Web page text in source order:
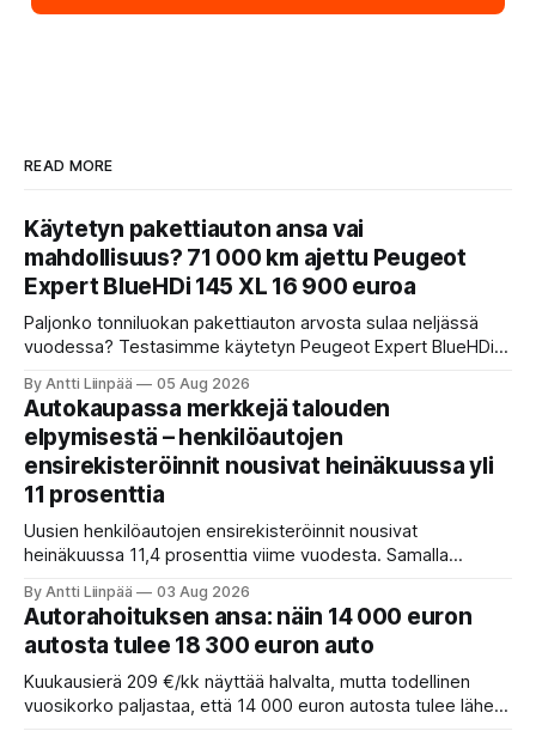
READ MORE
Käytetyn pakettiauton ansa vai
mahdollisuus? 71 000 km ajettu Peugeot
Expert BlueHDi 145 XL 16 900 euroa
Paljonko tonniluokan pakettiauton arvosta sulaa neljässä
vuodessa? Testasimme käytetyn Peugeot Expert BlueHDi
16 900 €. Perkaamme auton taustat, varusteet, ajo-
ominaisuudet sekä tyypilliset sudenkuopat hyötyajoneuvoa
etsivälle.
By Antti Liinpää 05 Aug 2026
Autokaupassa merkkejä talouden
elpymisestä – henkilöautojen
ensirekisteröinnit nousivat heinäkuussa yli
11 prosenttia
Uusien henkilöautojen ensirekisteröinnit nousivat
heinäkuussa 11,4 prosenttia viime vuodesta. Samalla
alkuvuonna rekisteröidyistä henkilöautoista oli
täyssähköisiä.
By Antti Liinpää 03 Aug 2026
Autorahoituksen ansa: näin 14 000 euron
autosta tulee 18 300 euron auto
Kuukausierä 209 €/kk näyttää halvalta, mutta todellinen
vuosikorko paljastaa, että 14 000 euron autosta tulee lähes